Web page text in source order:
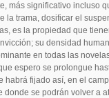
más significativo incluso
la trama, dosificar el
es la propiedad que
su densidad
en todas las
espero se prolongue
habrá fijado así, en el
donde se podrán volver a